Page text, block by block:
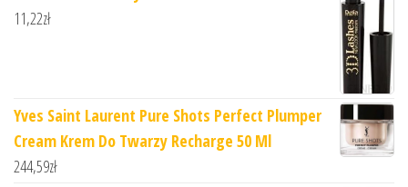
11,22zł
Yves Saint Laurent Pure Shots Perfect Plumper
Cream Krem Do Twarzy Recharge 50 Ml
244,59zł